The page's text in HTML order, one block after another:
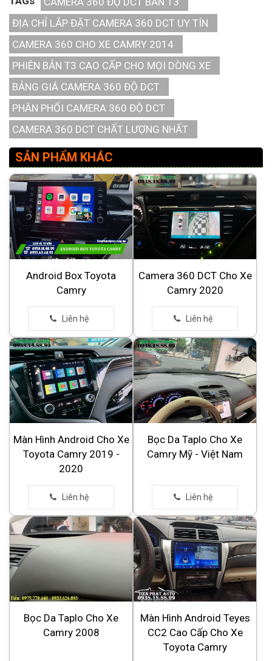
ĐỊA CHỈ LẮP ĐẶT CAMERA 360 DCT UY TÍN
CAMERA 360 CHO XE CAMRY 2014
PHIÊN BẢN T3 CAO CẤP CHO MỌI DÒNG XE
BẢNG GIÁ CAMERA 360 ĐỘ DCT
PHÂN PHỐI CAMERA 360 ĐỘ DCT
CAMERA 360 DCT CHẤT LƯỢNG NHẤT
SẢN PHẨM KHÁC
Android Box Toyota
Camry
Camera 360 DCT Cho Xe
Camry 2020
Màn Hình Android Cho Xe
Toyota Camry 2019 -
2020
Bọc Da Taplo Cho Xe
Camry Mỹ - Việt Nam
Bọc Da Taplo Cho Xe
Camry 2008
Màn Hình Android Teyes
CC2 Cao Cấp Cho Xe
Toyota Camry